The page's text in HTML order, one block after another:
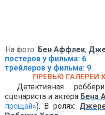
На фото: Бен Аффлек,
постеров у фильма: 6
трейлеров у фильма: 9
ПРЕВЬЮ ГАЛЕРЕИ
Детективная
сценариста и актёра Бена
прощай»). В ролях: